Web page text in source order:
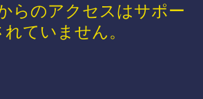
らのアクセスはサポー
れていません。